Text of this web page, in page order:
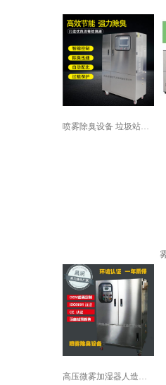
喷雾除臭设备 垃圾站喷雾除臭设备 垃...
高压微雾加湿器人造雾加湿机景观喷雾降...